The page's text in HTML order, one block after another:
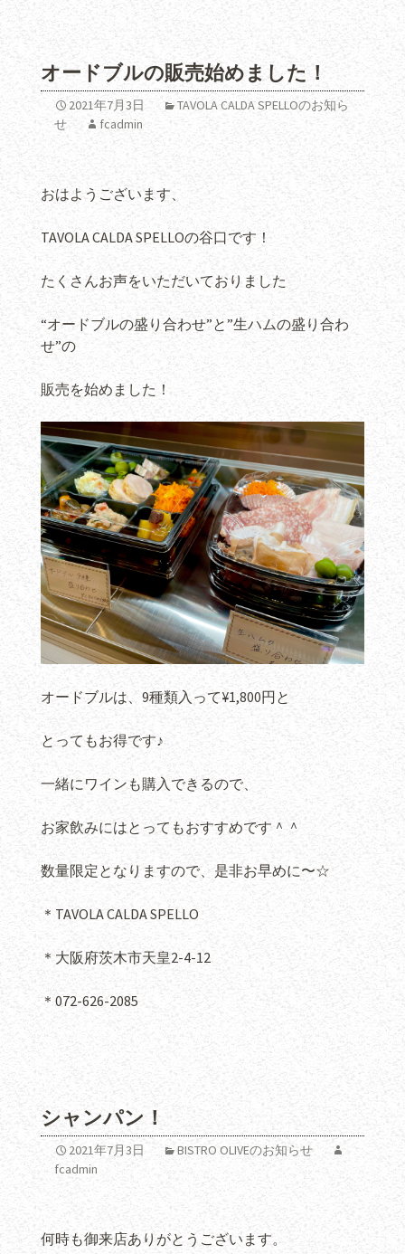
オードブルの販売始めました！
2021年7月3日
TAVOLA CALDA SPELLOのお知ら
せ
fcadmin
おはようございます、
TAVOLA CALDA SPELLOの谷口です！
たくさんお声をいただいておりました
“オードブルの盛り合わせ”と”生ハムの盛り合わ
せ”の
販売を始めました！
オードブルは、9種類入って¥1,800円と
とってもお得です♪
一緒にワインも購入できるので、
お家飲みにはとってもおすすめです＾＾
数量限定となりますので、是非お早めに〜☆
＊TAVOLA CALDA SPELLO
＊大阪府茨木市天皇2-4-12
＊072-626-2085
シャンパン！
2021年7月3日
BISTRO OLIVEのお知らせ
fcadmin
何時も御来店ありがとうございます。